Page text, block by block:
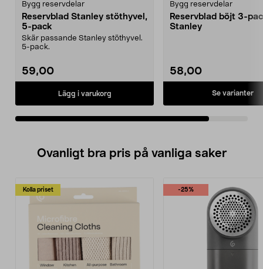
Bygg reservdelar
Reservblad Stanley stöthyvel,
5-pack
Skär passande Stanley stöthyvel.
5-pack.
59,00
Lägg i varukorg
Bygg reservdelar
Reservblad böjt 3-
Stanley
58,00
Se varianter
Ovanligt bra pris på vanliga saker
Kolla priset -25%